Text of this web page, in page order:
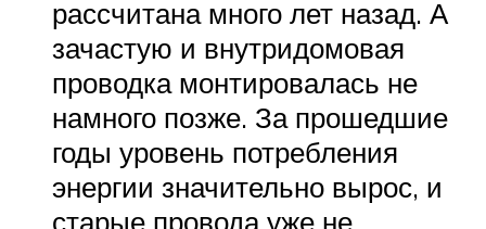
рассчитана много лет назад. А
зачастую и внутридомовая
проводка монтировалась не
намного позже. За прошедшие
годы уровень потребления
энергии значительно вырос, и
старые провода уже не